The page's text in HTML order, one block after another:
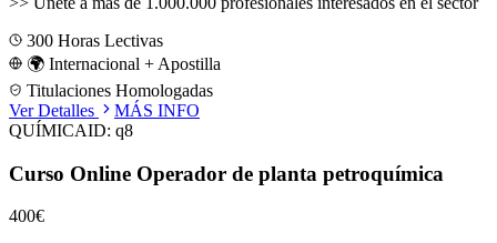
300 Horas Lectivas
🌍 Internacional + Apostilla
Titulaciones Homologadas
Ver Detalles
MÁS INFO
QUÍMICAID: q8
Curso Online Operador de planta petroquímica
400€